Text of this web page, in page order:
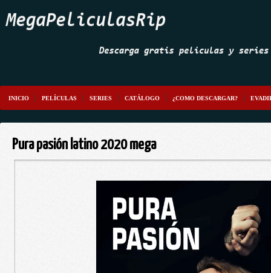
INICIO PELÍCULAS SERIES CATÁLOGO ¿COMO DESCARGAR?
Pura pasión latino 2020 mega